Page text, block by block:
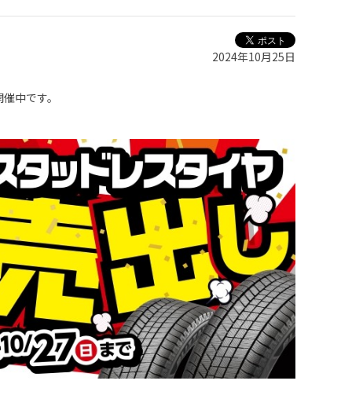
2024年10月25日
中です。